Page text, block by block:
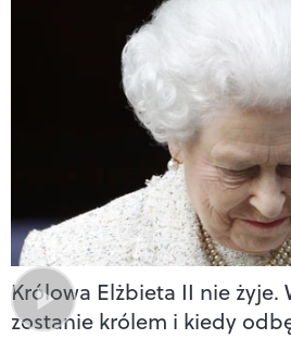
Królowa Elżbieta II nie żyje.
zostanie królem i kiedy